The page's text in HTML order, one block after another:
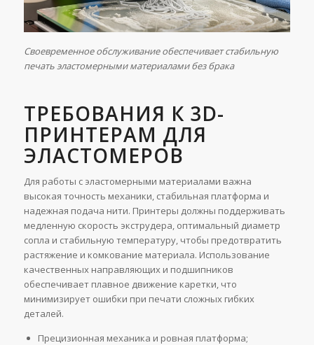
Своевременное обслуживание обеспечивает стабильную
печать эластомерными материалами без брака
ТРЕБОВАНИЯ К 3D-
ПРИНТЕРАМ ДЛЯ
ЭЛАСТОМЕРОВ
Для работы с эластомерными материалами важна
высокая точность механики, стабильная платформа и
надежная подача нити. Принтеры должны поддерживать
медленную скорость экструдера, оптимальный диаметр
сопла и стабильную температуру, чтобы предотвратить
растяжение и комкование материала. Использование
качественных направляющих и подшипников
обеспечивает плавное движение каретки, что
минимизирует ошибки при печати сложных гибких
деталей.
Прецизионная механика и ровная платформа;